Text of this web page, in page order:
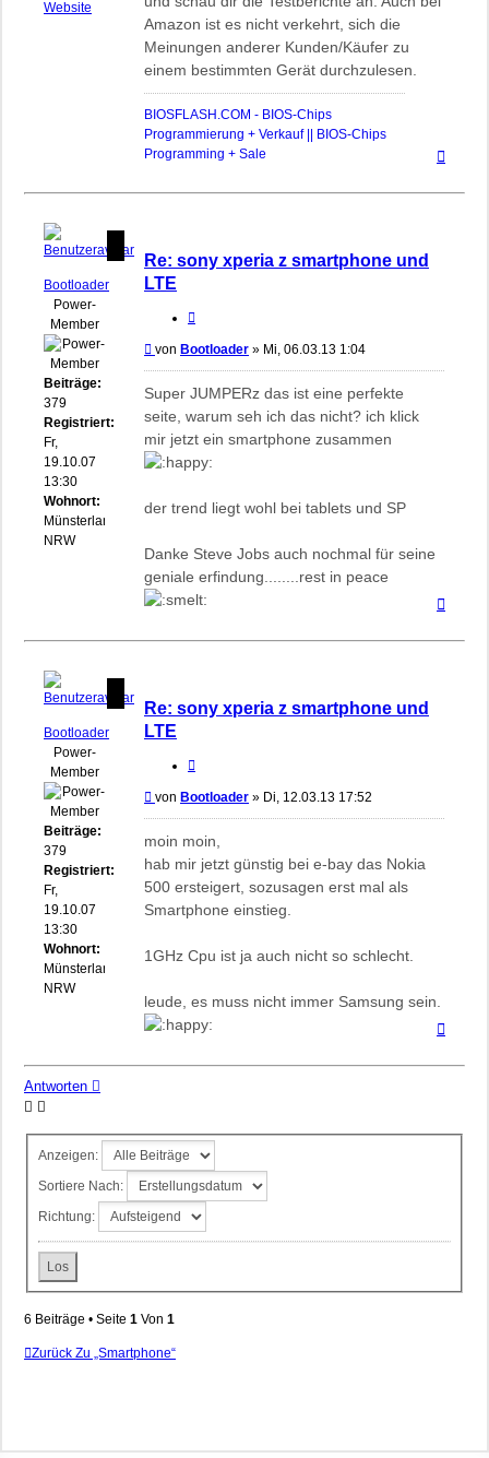
biosflash
Website
Amazon ist es nicht verkehrt, sich die
Meinungen anderer Kunden/Käufer zu
einem bestimmten Gerät durchzulesen.
BIOSFLASH.COM - BIOS-Chips
Programmierung + Verkauf || BIOS-Chips
Programming + Sale
Bootloader
Power-
Member
Beiträge:
379
Registriert:
Fr,
19.10.07
13:30
Wohnort:
Münsterland
NRW
Re: sony xperia z smartphone und
LTE
Beitrag
von Bootloader » Mi, 06.03.13 1:04
Super JUMPERz das ist eine perfekte
seite, warum seh ich das nicht? ich klick
mir jetzt ein smartphone zusammen
der trend liegt wohl bei tablets und SP
Danke Steve Jobs auch nochmal für seine
geniale erfindung........rest in peace
Bootloader
Power-
Member
Beiträge:
379
Registriert:
Fr,
19.10.07
13:30
Wohnort:
Münsterland
NRW
Re: sony xperia z smartphone und
LTE
Beitrag
von Bootloader » Di, 12.03.13 17:52
moin moin,
hab mir jetzt günstig bei e-bay das Nokia
500 ersteigert, sozusagen erst mal als
Smartphone einstieg.
1GHz Cpu ist ja auch nicht so schlecht.
leude, es muss nicht immer Samsung sein.
Antworten
Anzeigen:
Sortiere Nach:
Richtung:
6 Beiträge • Seite 1 Von 1
Zurück Zu „Smartphone“